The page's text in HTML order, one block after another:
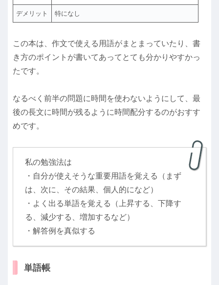
デメリット 特になし
この本は、作文で使える用語がまとまっていたり、書
き方のポイントが書いてあってとても分かりやすかっ
たです。
なるべく前半の問題に時間を使わないようにして、最
後の長文に時間が残るように時間配分するのがおすす
めです。
私の勉強法は
・自分が使えそうな重要用語を覚える（まず
は、次に、その結果、個人的になど）
・よく出る単語を覚える（上昇する、下降す
る、減少する、増加するなど）
・解答例を真似する
単語帳